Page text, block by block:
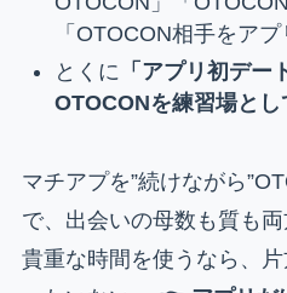
「OTOCON相手をア
とくに 「アプリ初デー
OTOCONを練習場とし
マチアプを”続けながら
で、出会いの母数も質も
貴重な時間を使うなら、